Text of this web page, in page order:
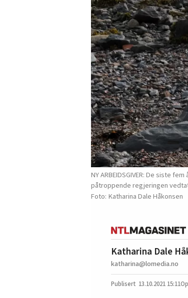
NY ARBEIDSGIVER: De siste
påtroppende regjeringen
Katharina Dale Håkonsen
Katharina Dale
katharina@lomedia.no
13.10.2021 15:11